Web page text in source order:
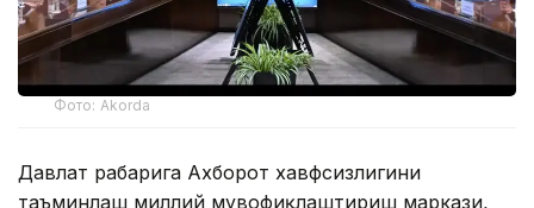
Фото: Akorda
Давлат раҳбарига Ахборот хавфсизлигини
таъминлаш миллий мувофиқлаштириш маркази,